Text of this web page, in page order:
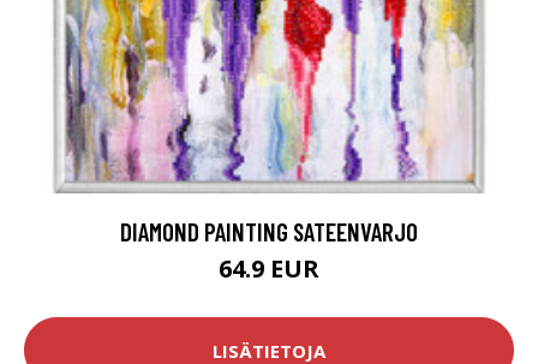
DIAMOND PAINTING SATEENVARJO
64.9 EUR
LISÄTIETOJA